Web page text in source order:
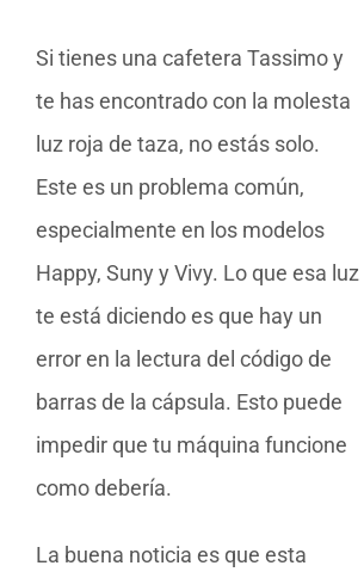
Si tienes una cafetera Tassimo y
te has encontrado con la molesta
luz roja de taza, no estás solo.
Este es un problema común,
especialmente en los modelos
Happy, Suny y Vivy. Lo que esa luz
te está diciendo es que hay un
error en la lectura del código de
barras de la cápsula. Esto puede
impedir que tu máquina funcione
como debería.
La buena noticia es que esta